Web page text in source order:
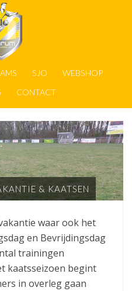
SJO
WEBSHOP
CONTACT
& KAATSEN
waar ook het
en Bevrijdingsdag
trainingen
kaatsseizoen begint
in overleg gaan